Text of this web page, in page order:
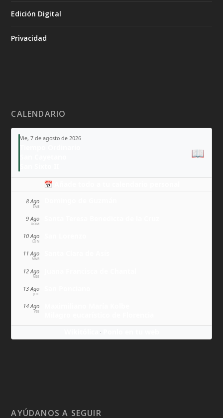
Edición Digital
Privacidad
CALENDARIO
Vie, 7 de agosto de 2026
📖
📅 Añade todo a tu calendario personal
8 Ago
SÁB
9 Ago
DOM
10 Ago
LUN
11 Ago
MAR
12 Ago
MIÉ
13 Ago
JUE
14 Ago
VIE
·
AYÚDANOS A SEGUIR